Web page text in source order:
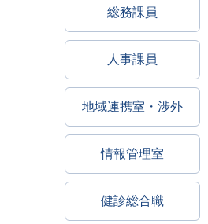
総務課員
人事課員
地域連携室・渉外
情報管理室
健診総合職